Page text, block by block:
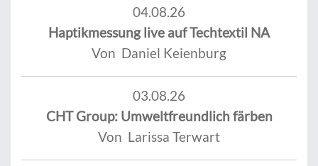
04.08.26
Haptikmessung live auf Techtextil NA
Von Daniel Keienburg
03.08.26
CHT Group: Umweltfreundlich färben
Von Larissa Terwart